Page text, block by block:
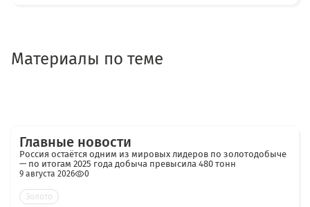
Материалы по теме
Главные новости
Россия остаётся одним из мировых лидеров по золотодобыче
— по итогам 2025 года добыча превысила 480 тонн
9 августа 2026 0
Золото